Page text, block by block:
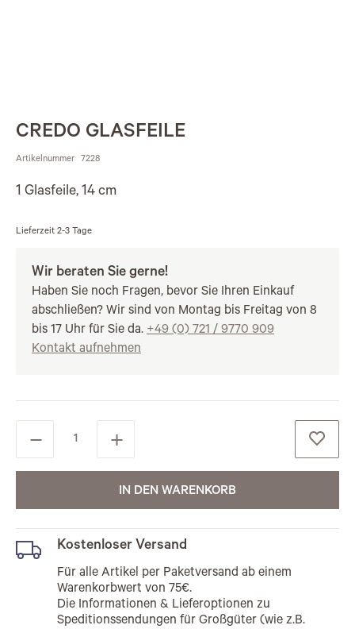
CREDO GLASFEILE
Artikelnummer 7228
1 Glasfeile, 14 cm
Lieferzeit 2-3 Tage
Wir beraten Sie gerne!
Haben Sie noch Fragen, bevor Sie Ihren Einkauf
abschließen? Wir sind von Montag bis Freitag von 8
bis 17 Uhr für Sie da. +49 (0) 721 / 9770 909
Kontakt aufnehmen
IN DEN WARENKORB
Kostenloser Versand
Für alle Artikel per Paketversand ab einem
Warenkorbwert von 75€.
Die Informationen & Lieferoptionen zu
Speditionssendungen für Großgüter (wie z.B.